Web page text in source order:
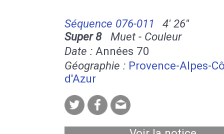
Séquence 076-011
4' 26''
Super 8Muet - Couleur
Date : Années 70
Géographie : Provence-Alpes-
d'Azur